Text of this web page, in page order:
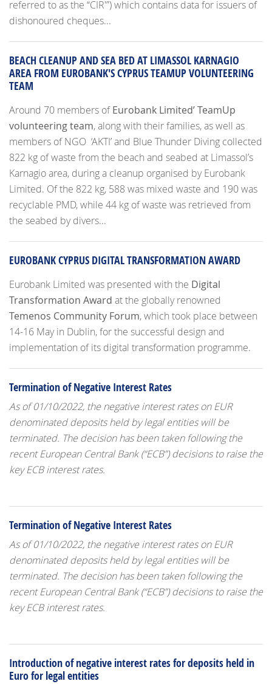
referred to as the “CIR'”) which contains data for issuers of
dishonoured cheques...
BEACH CLEANUP AND SEA BED AT LIMASSOL KARNAGIO
AREA FROM EUROBANK'S CYPRUS TEAMUP VOLUNTEERING
TEAM
Around 70 members ofEurobank Limited’ TeamUp
volunteering team, along with their families, as well as
members of NGO ‘AKTI’ and Blue Thunder Diving collected
822 kg of waste from the beach and seabed at Limassol’s
Karnagio area, during a cleanup organised by Eurobank
Limited. Of the 822 kg, 588 was mixed waste and 190 was
recyclable PMD, while 44 kg of waste was retrieved from
the seabed by divers...
EUROBANK CYPRUS DIGITAL TRANSFORMATION AWARD
Eurobank Limited was presented with the Digital
Transformation Award at the globally renowned
Temenos Community Forum, which took place between
14-16 May in Dublin, for the successful design and
implementation of its digital transformation programme.
Termination of Negative Interest Rates
As of01/10/2022, the negative interest rates on EUR
denominated deposits held by legal entities will be
terminated. The decision has been taken following the
recent European Central Bank (“ECB”) decisions to raise the
key ECB interest rates.
Termination of Negative Interest Rates
As of01/10/2022, the negative interest rates on EUR
denominated deposits held by legal entities will be
terminated. The decision has been taken following the
recent European Central Bank (“ECB”) decisions to raise the
key ECB interest rates.
Introduction of negative interest rates for deposits held in
Euro for legal entities